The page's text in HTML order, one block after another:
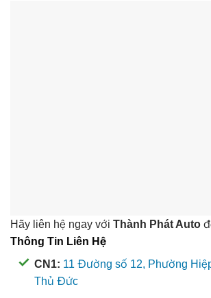
Hãy liên hệ ngay với Thành Phát Auto
Thông Tin Liên Hệ
CN1: 11 Đường số 12, Phường
Thủ Đức